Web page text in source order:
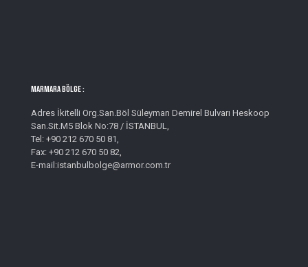
MARMARA BÖLGE :
Adres İkitelli Org.San.Böl Süleyman Demirel Bulvarı Heskoop
San.Sit.M5 Blok No:78 / İSTANBUL,
Tel: +90 212 670 50 81,
Fax: +90 212 670 50 82,
E-mail:istanbulbolge@armor.com.tr